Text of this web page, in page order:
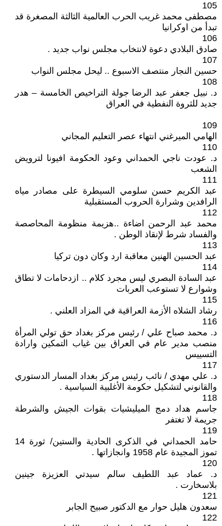
105
مصطفى محمد غريب الحرب العالمية الثالثة المصغرة قد
تبدأ من اوكرانيا
106
صادق البلادي دعوة لانتخاب مجلس نواب جديد .
107
حسين النجار منتصف الاسبوع .. ليحل مجلس النواب
108
د. نبيل جعفر عبد الرضا جولة التراخيص الخامسة – هدر
جديد للثروة النفطية في العراق
109
الهامي الميرغني انتهاء عصر التعليم المجاني
110
د. عودت ناجي الحمداني وعود الحكومة افيونا لترويض
الشعب
111
عبد الكريم حسن سلومي السيطرة على مصادر مياه
الرافدين وشرارة الحروب المستقبلية
112
محمد عبد الرحمن اضاءة ..هزيمة منظومة المحاصصة
والفساد شرط لإنقاذ الوطن .
113
عبد الحسين الهنين معاقبة ارد وكان دون تركيا
114
عبد السادة البصري ليس مجرد كلام .. ازدحامات لا تطاق
وشوارع لا تستوعب العربات
115
رشاد الشلاه الأزمة العراقية في المزاد العلني .
116
د. محمد صباح علي / رئيس مركز بغداد حق تولي المرأة
منصب مدير عام في العراق بين غياب التمكين وارادة
التسييس
117
د. علي مهدي / نائب رئيس مركز بغداد المسار الدستوري
والقانوني لتشكيل حكومة الأغلبية السياسية .
118
جاسم هداد دمج الميليشيات بقوات الجيش والشرطة
جريمة لا تغتفر
119
حامد الحمداني في الذكرى الحادية والستين/ ثورة 14
تموز المجيدة عام 1958 وانجازاتها .
120
د. عماد عبد اللطيف سالم سيدتي العزيزة جينين
بلاسخارت .
121
سعدون هليل حوار مع الدكتور صبيح الجابر
122